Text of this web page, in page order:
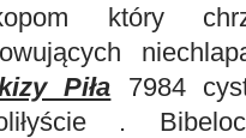
który
Piła 7984
.